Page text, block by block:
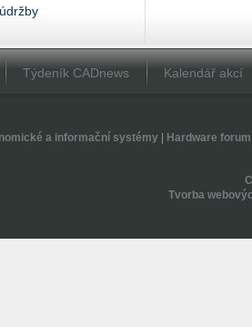
Týdeník CADnews Kalendář akcí
a informační systémy| Hardware forum
Tvorba